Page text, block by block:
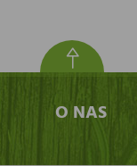
O NAS